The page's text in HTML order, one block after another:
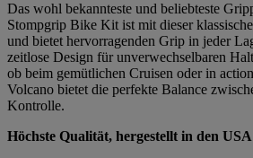
Das wohl bekannteste und beliebteste
Stompgrip Bike Kit ist mit dieser
und bietet hervorragenden Grip in jeder
zeitlose Design für unverwechselbaren
ob beim gemütlichen Cruisen oder in
Volcano bietet die perfekte Balance
Kontrolle.
Höchste Qualität, hergestellt in den USA